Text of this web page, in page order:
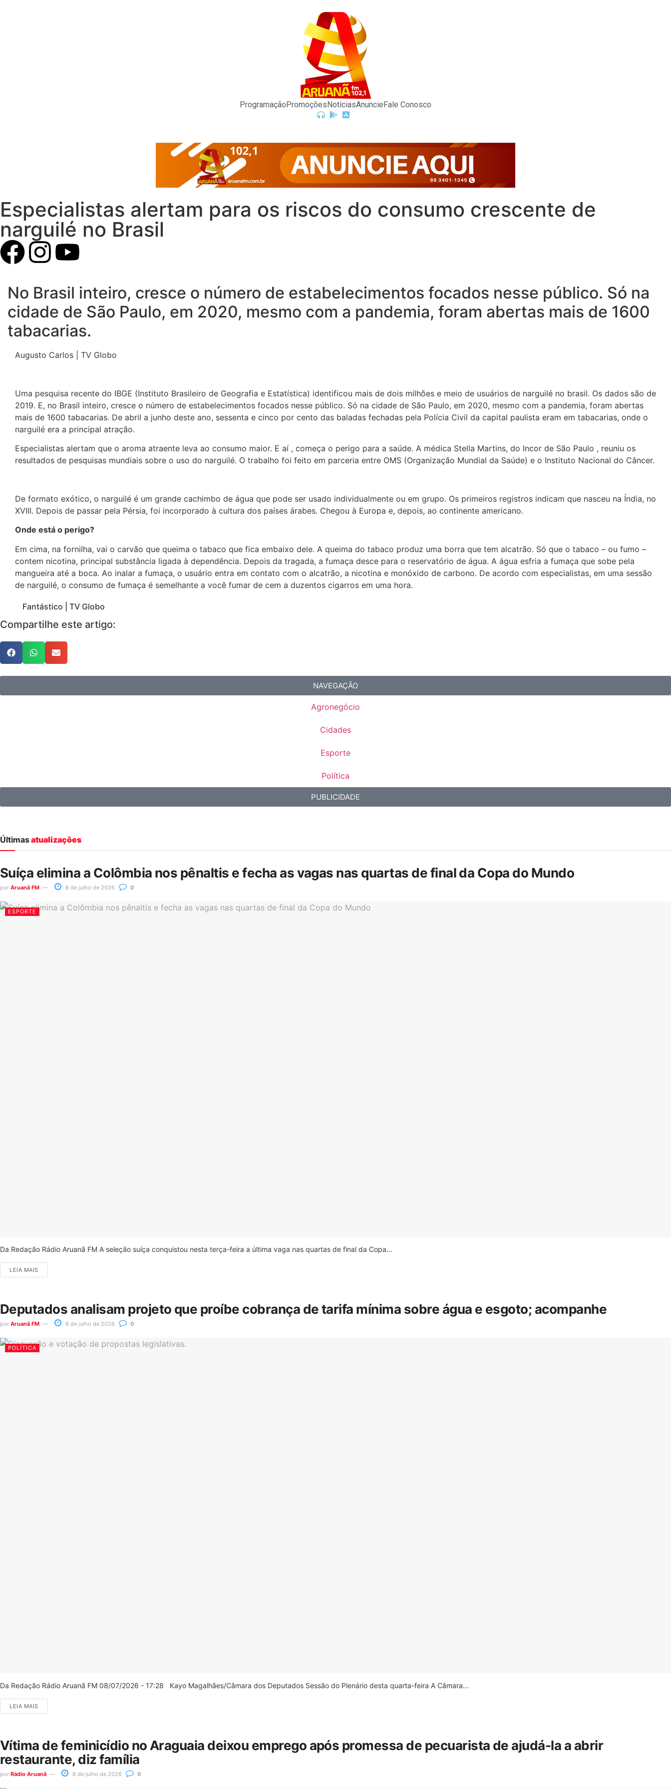
ProgramaçãoPromoçõesNotíciasAnuncieFale Conosco
Especialistas alertam para os riscos do consumo crescente de
narguilé no Brasil
No Brasil inteiro, cresce o número de estabelecimentos focados nesse público. Só na
cidade de São Paulo, em 2020, mesmo com a pandemia, foram abertas mais de 1600
tabacarias.
Augusto Carlos | TV Globo
Uma pesquisa recente do IBGE (Instituto Brasileiro de Geografia e Estatística) identificou mais de dois milhões e meio de usuários de narguilé no brasil. Os dados são de
2019. E, no Brasil inteiro, cresce o número de estabelecimentos focados nesse público. Só na cidade de São Paulo, em 2020, mesmo com a pandemia, foram abertas
mais de 1600 tabacarias. De abril a junho deste ano, sessenta e cinco por cento das baladas fechadas pela Polícia Civil da capital paulista eram em tabacarias, onde o
narguilé era a principal atração.
Especialistas alertam que o aroma atraente leva ao consumo maior. E aí , começa o perigo para a saúde. A médica Stella Martins, do Incor de São Paulo , reuniu os
resultados de pesquisas mundiais sobre o uso do narguilé. O trabalho foi feito em parceria entre OMS (Organização Mundial da Saúde) e o Instituto Nacional do Câncer.
De formato exótico, o narguilé é um grande cachimbo de água que pode ser usado individualmente ou em grupo. Os primeiros registros indicam que nasceu na Índia, no
XVIII. Depois de passar pela Pérsia, foi incorporado à cultura dos países árabes. Chegou à Europa e, depois, ao continente americano.
Onde está o perigo?
Em cima, na fornilha, vai o carvão que queima o tabaco que fica embaixo dele. A queima do tabaco produz uma borra que tem alcatrão. Só que o tabaco – ou fumo –
contem nicotina, principal substância ligada à dependência. Depois da tragada, a fumaça desce para o reservatório de água. A água esfria a fumaça que sobe pela
mangueira até a boca. Ao inalar a fumaça, o usuário entra em contato com o alcatrão, a nicotina e monóxido de carbono. De acordo com especialistas, em uma sessão
de narguilé, o consumo de fumaça é semelhante a você fumar de cem a duzentos cigarros em uma hora.
Fantástico | TV Globo
Compartilhe este artigo:
NAVEGAÇÃO
Agronegócio
Cidades
Esporte
Política
PUBLICIDADE
Últimasatualizações
Suíça elimina a Colômbia nos pênaltis e fecha as vagas nas quartas de final da Copa do Mundo
por Aruanã FM 8 de julho de 2026 0
ESPORTE
Da Redação Rádio Aruanã FM A seleção suíça conquistou nesta terça-feira a última vaga nas quartas de final da Copa...
LEIA MAIS
Deputados analisam projeto que proíbe cobrança de tarifa mínima sobre água e esgoto; acompanhe
por Aruanã FM 8 de julho de 2026 0
POLÍTICA
Da Redação Rádio Aruanã FM 08/07/2026 - 17:28 Kayo Magalhães/Câmara dos Deputados Sessão do Plenário desta quarta-feira A Câmara...
LEIA MAIS
Vítima de feminicídio no Araguaia deixou emprego após promessa de pecuarista de ajudá-la a abrir
restaurante, diz família
por Rádio Aruanã 8 de julho de 2026 0